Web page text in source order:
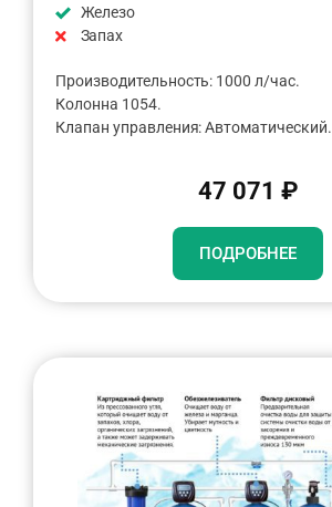
Железо
Запах
Производительность: 1000 л/час.
Колонна 1054.
Клапан управления: Автоматический.
47 071 ₽
ПОДРОБНЕЕ